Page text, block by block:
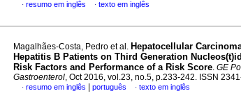
· resumo em inglês · texto em inglês
Magalhães-Costa, Pedro et al. Hepatocellular
Hepatitis B Patients on Third Generation
Risk Factors and Performance of a Risk Score. GE
Gastroenterol, Oct 2016, vol.23, no.5, p.233-242. ISSN
· resumo em inglês português · texto em inglês